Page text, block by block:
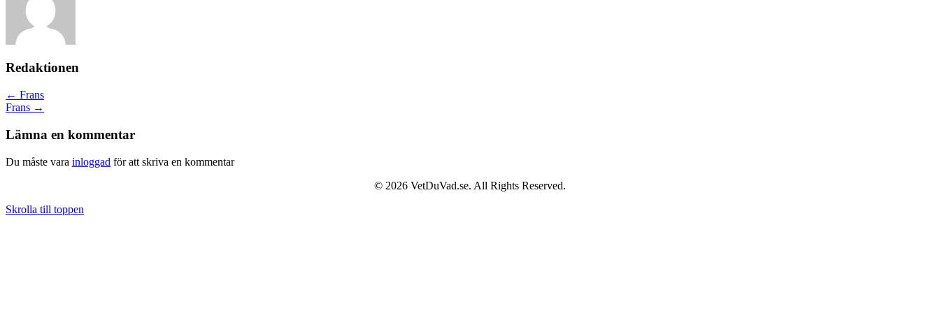
Redaktionen
Posts
navigation
← Frans
Frans →
Lämna en kommentar
Du måste vara inloggad för att skriva en kommentar
© 2026 VetDuVad.se. All Rights Reserved.
Skrolla till toppen